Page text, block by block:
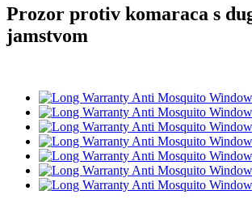
Prozor protiv komaraca s
jamstvom